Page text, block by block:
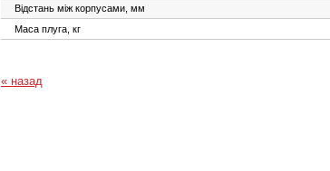
Відстань між корпусами, мм
Маса плуга, кг
« назад